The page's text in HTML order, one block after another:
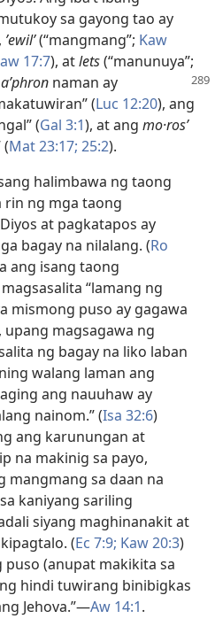
sa gayong tao ay
ʼewilʹ(“mangmang”; Kaw
17:7), atlets(“manunuya”;
aʹphron naman ay
(Luc 12:20), ang
(Gal 3:1), at ang mo·rosʹ
(Mat 23:17; 25:2).
halimbawa ng taong
rin ng mga taong
at pagkatapos ay
bagay na nilalang. (Ro
ang isang taong
“lamang ng
mismong puso ay gagawa
upang magsagawa ng
ng bagay na liko laban
walang laman ang
ang nauuhaw ay
nainom.” (Isa 32:6)
ang karunungan at
na makinig sa payo,
mangmang sa daan na
kaniyang sariling
siyang maghinanakit at
(Ec 7:9; Kaw 20:3)
puso (anupat makikita sa
hindi tuwirang binibigkas
Jehova.”​—Aw 14:1.